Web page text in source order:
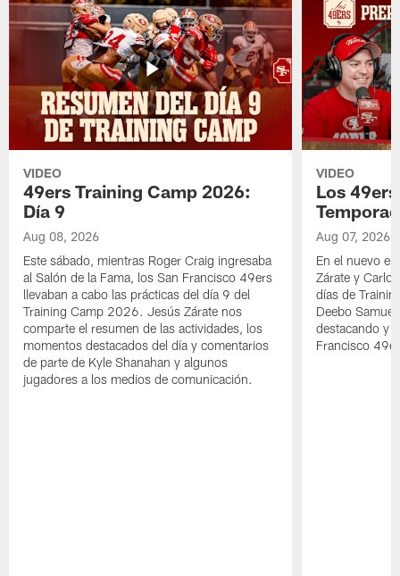
VIDEO
49ers Training Camp 2026:
Día 9
Aug 08, 2026
Este sábado, mientras Roger Craig ingresaba
al Salón de la Fama, los San Francisco 49ers
llevaban a cabo las prácticas del día 9 del
Training Camp 2026. Jesús Zárate nos
comparte el resumen de las actividades, los
momentos destacados del día y comentarios
de parte de Kyle Shanahan y algunos
jugadores a los medios de comunicación.
VIDEO
Los
Aug 07, 2026
En el nuevo
Zárate y
días de
Deebo
destacando y
Francisco